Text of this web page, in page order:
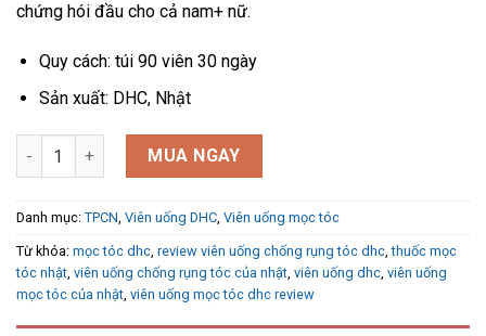
chứng hói đầu cho cả nam+ nữ.
Quy cách: túi 90 viên 30 ngày
Sản xuất: DHC, Nhật
Viên mọc tóc dhc millet up của Nhật kích thích tóc mọc nhanh
MUA NGAY
Danh mục: TPCN, Viên uống DHC, Viên uống mọc tóc
Từ khóa: mọc tóc dhc, review viên uống chống rụng tóc dhc,thuốc mọc
tóc nhật, viên uống chống rụng tóc của nhật, viên uống dhc, viên uống
mọc tóc của nhật, viên uống mọc tóc dhc review